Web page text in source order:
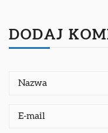
DODAJ